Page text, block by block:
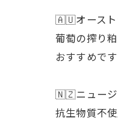
🇦🇺オース
葡萄の搾り
おすすめです
🇳🇿ニュー
抗生物質不